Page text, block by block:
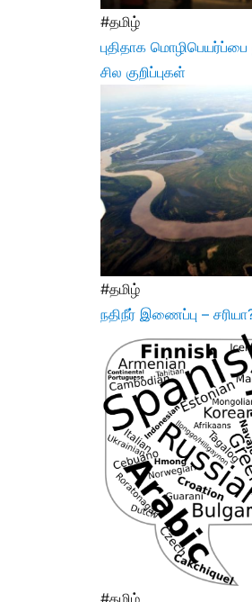
#தமிழ்
புதிதாக
சில குறிப்புகள்
#தமிழ்
நதிநீர் இணைப்பு –
#தமிழ்